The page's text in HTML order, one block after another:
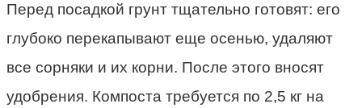
Перед посадкой грунт тщательно готовят: его
глубоко перекапывают еще осенью, удаляют
все сорняки и их корни. После этого вносят
удобрения. Компоста требуется по 2,5 кг на